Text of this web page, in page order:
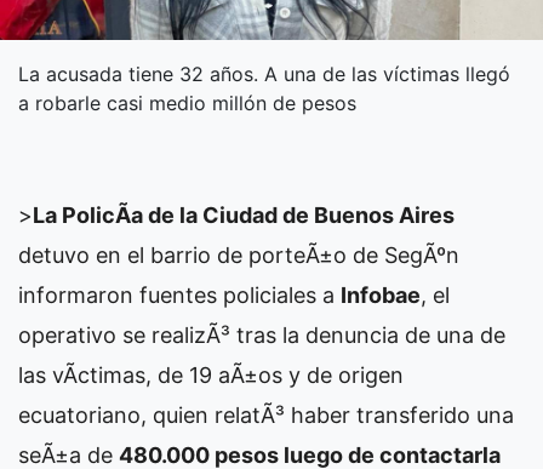
La acusada tiene 32 años. A una de las víctimas llegó
a robarle casi medio millón de pesos
>La PolicÃ­a de la Ciudad de Buenos Aires
detuvo en el barrio de porteÃ±o de SegÃºn
informaron fuentes policiales a Infobae, el
operativo se realizÃ³ tras la denuncia de una de
las vÃ­ctimas, de 19 aÃ±os y de origen
ecuatoriano, quien relatÃ³ haber transferido una
seÃ±a de 480.000 pesos luego de contactarla